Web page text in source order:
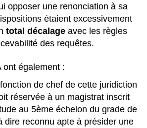
opposer une renonciation à sa
étaient excessivement
total décalage avec les règles
des requêtes.
ont également :
de chef de cette juridiction
réservée à un magistrat inscrit
au 5ème échelon du grade de
dire reconnu apte à présider une